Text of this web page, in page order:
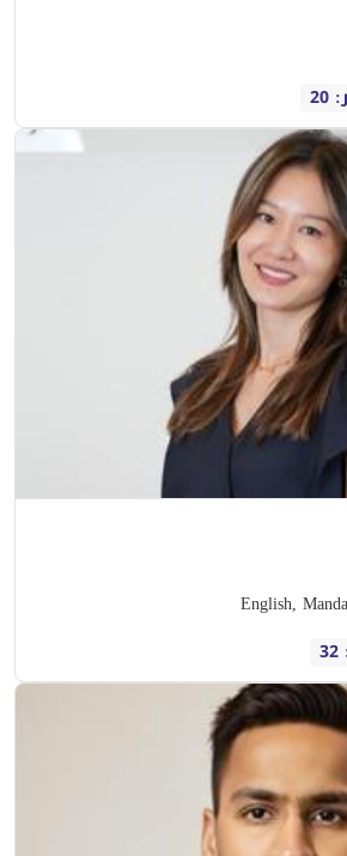
English,